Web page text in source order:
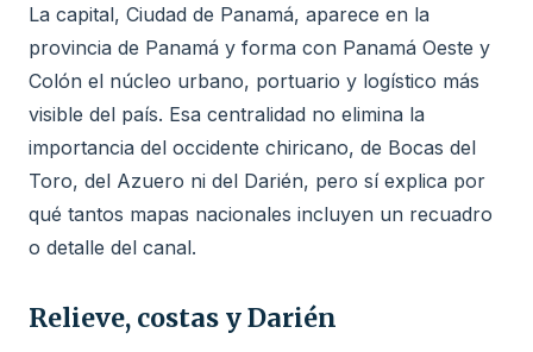
La capital, Ciudad de Panamá, aparece en la
provincia de Panamá y forma con Panamá Oeste y
Colón el núcleo urbano, portuario y logístico más
visible del país. Esa centralidad no elimina la
importancia del occidente chiricano, de Bocas del
Toro, del Azuero ni del Darién, pero sí explica por
qué tantos mapas nacionales incluyen un recuadro
o detalle del canal.
Relieve, costas y Darién